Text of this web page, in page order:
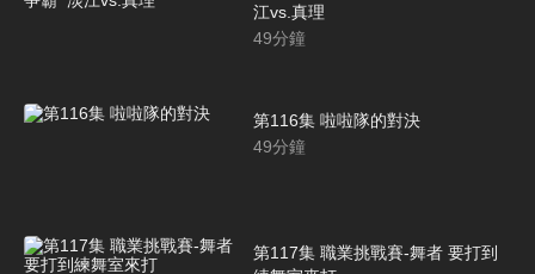
江vs.真理
49分鐘
第116集 啦啦隊的對決
49分鐘
第117集 職業挑戰賽-舞者 要打到